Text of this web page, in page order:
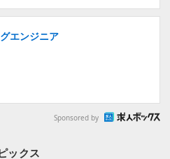
エンジニア
Sponsored by
ックス